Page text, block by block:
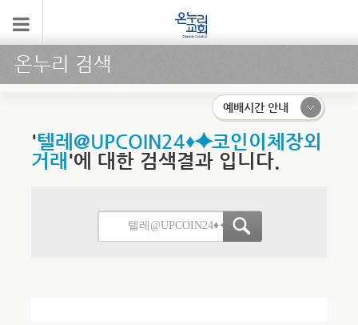
온누리 검색
예배시간 안내
'텔레@UPCOIN24♦⯌코인이체장외
거래 '에 대한 검색결과 입니다.